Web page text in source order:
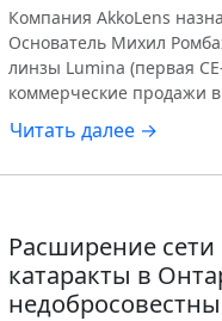
Компания AkkoLens
Основатель Михил
линзы Lumina (первая
коммерческие продажи
Читать далее →
Расширение
катаракты в